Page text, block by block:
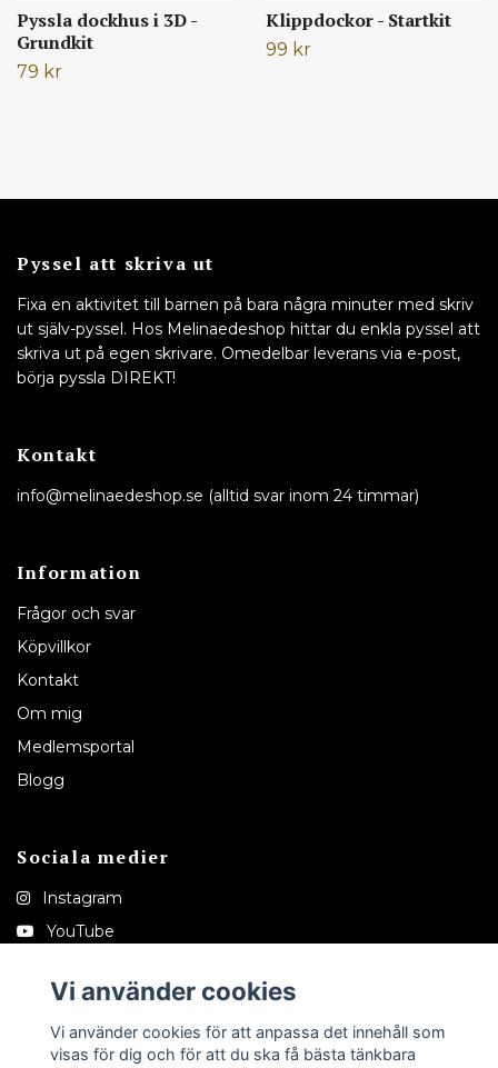
Pyssla dockhus i 3D -
Grundkit
79 kr
Klippdockor - Startkit
99 kr
Pyssel att skriva ut
Fixa en aktivitet till barnen på bara några minuter med skriv
ut själv-pyssel. Hos Melinaedeshop hittar du enkla pyssel att
skriva ut på egen skrivare. Omedelbar leverans via e-post,
börja pyssla DIREKT!
Kontakt
info@melinaedeshop.se (alltid svar inom 24 timmar)
Information
Frågor och svar
Köpvillkor
Kontakt
Om mig
Medlemsportal
Blogg
Sociala medier
Instagram
YouTube
Tiktok
Vi använder cookies
Vi använder cookies för att anpassa det innehåll som
visas för dig och för att du ska få bästa tänkbara